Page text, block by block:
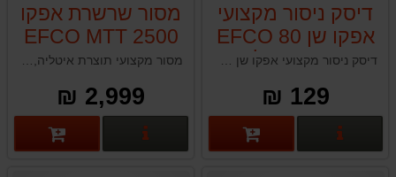
דיסק ניסור מקצועי
אפקו שן EFCO 80
תוצרת איטליה
129 ₪
פרטים נוספים
מסור שרשרת אפקו
EFCO MTT 2500
25.4CC
2,999 ₪
פרטים נוספים